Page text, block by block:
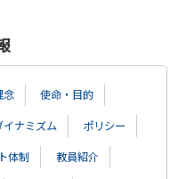
念
使命・目的
イナミズム
ポリシー
体制
教員紹介